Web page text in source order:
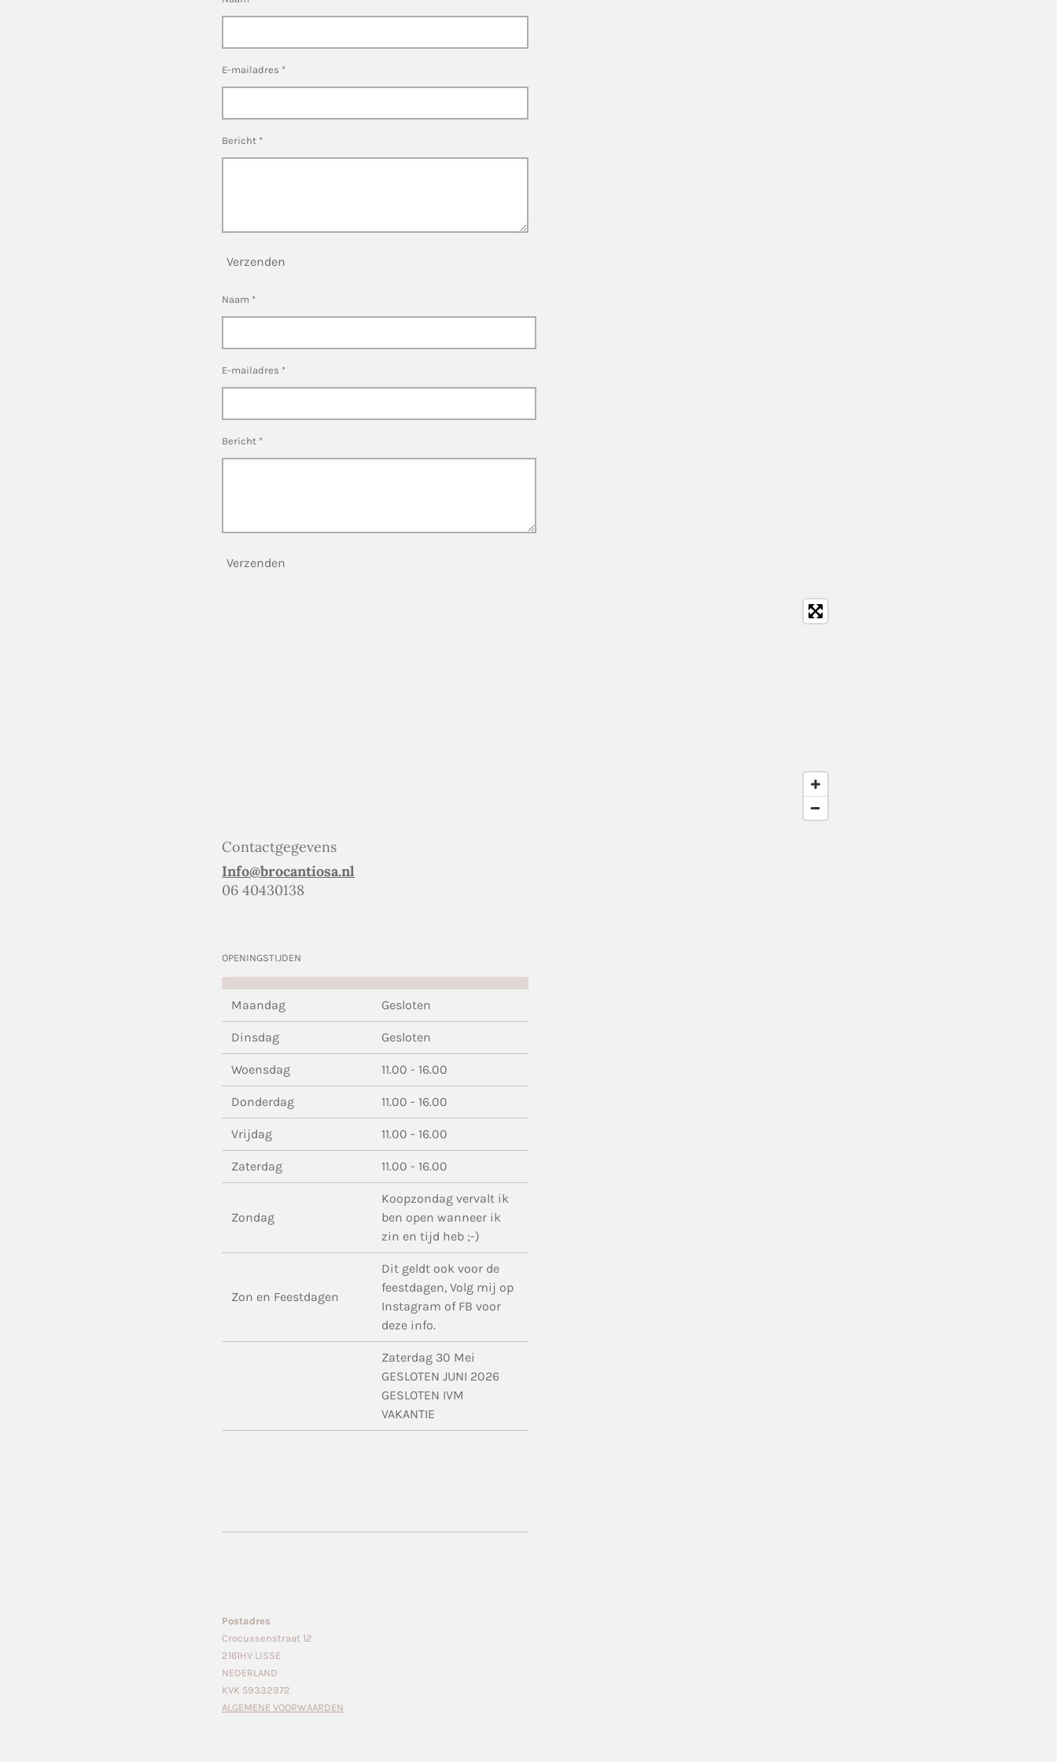
E-mailadres *
Bericht *
Verzenden
Naam *
E-mailadres *
Bericht *
Verzenden
Contactgegevens
Info@brocantiosa.nl
06 40430138
OPENINGSTIJDEN
Maandag Gesloten
Dinsdag Gesloten
Woensdag 11.00 - 16.00
Donderdag 11.00 - 16.00
Vrijdag 11.00 - 16.00
Zaterdag 11.00 - 16.00
Zondag
Koopzondag vervalt ik
ben open wanneer ik
zin en tijd heb ;-)
Zon en Feestdagen
Dit geldt ook voor de
feestdagen, Volg mij op
Instagram of FB voor
deze info.
Zaterdag 30 Mei
GESLOTEN JUNI 2026
GESLOTEN IVM
VAKANTIE
Postadres
Crocussenstraat 12
2161HV LISSE
NEDERLAND
KVK 59332972
ALGEMENE VOORWAARDEN